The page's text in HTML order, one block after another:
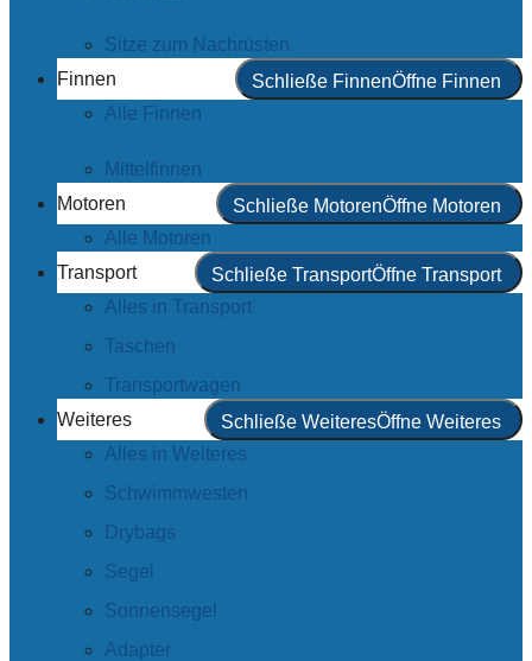
Sitze zum Nachrüsten
Finnen
Schließe FinnenÖffne Finnen
Alle Finnen
Mittelfinnen
Motoren
Schließe MotorenÖffne Motoren
Alle Motoren
Transport
Schließe TransportÖffne Transport
Alles in Transport
Taschen
Transportwagen
Weiteres
Schließe WeiteresÖffne Weiteres
Alles in Weiteres
Schwimmwesten
Drybags
Segel
Sonnensegel
Adapter